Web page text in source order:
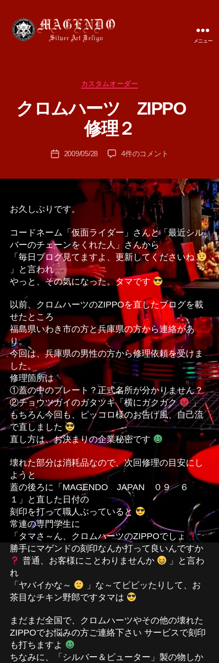
メニュー
カ
ゴ
リ
ー
カスタムオーダー
クロムハーツ ZIPPO
修理２
投
成
者
T
A
投
2009/05/28
ク
ハ
ー
ツ
ZIPPO
修
理
２
へ
4件のコメント
お久しぶりです。
コードネーム「仮面ライダー」さんと「最近シル
バーのチェーンをくれた人」さんから
「毎日ブログ見てますよ、更新してくださいね
」と言われ
やっと、その気になった。タマです
以前、クロムハーツのZIPPOを直したブログを載
せたところ
福島県いわき市の方と兵庫県の方から連絡があ
り。
今回は、兵庫県の男性の方から修理依頼を受けま
した。
修理箇所は
①蓋の中のプレート？正式名所が分かりません？
②チョウツガイのガタツキ「横にガクガク
」
もちろん今回も、ピッコロ様のお告げ風、自己流
で直しました
直し方は、お決まりの企業秘密です
壊れた部分は消耗品なので、次回修理の目安にし
ようと
蓋の後ろに「MAGENDO JAPAN ０９ ６
１」と直した日付の
刻印を打って職人ぶっていると
常連の専門学生に
「タマさ～ん、クロムハーツのZIPPOでしょ
勝手にマゲンドの刻印なんか打って良いんですか
普通、お客様にことわりませんか
」と言わ
れ
「ヤバイかな～
」な～てビビッたりして、お
茶目なチキン野郎ですタマは
まだまだ全国で、クロムハーツやその他の壊れた
ZIPPOでお悩みの方ご連絡下さい サービスで刻印
も打ちますよ
ちなみに、「シルバー＆ピューター」製の物しか